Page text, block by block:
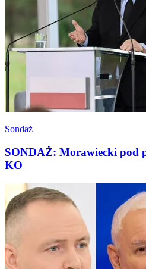
Sondaż
SONDAŻ: Morawiecki pod
KO